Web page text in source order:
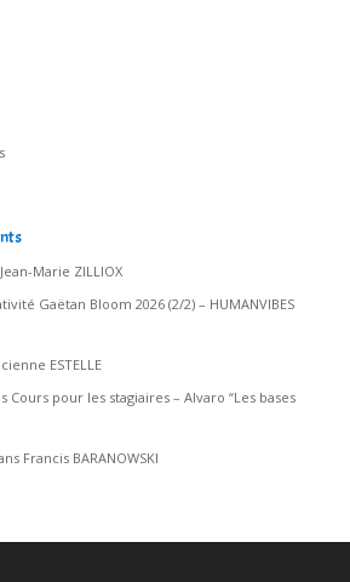
Jean-Marie ZILLIOX
Gaëtan Bloom 2026 (2/2) – HUMANVIBES
ESTELLE
Cours pour les stagiaires – Alvaro “Les bases
Francis BARANOWSKI